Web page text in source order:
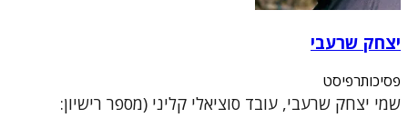
יצחק שרעבי
פסיכותרפיסט
שמי יצחק שרעבי, עובד סוציאלי קליני (מספר רישיון: